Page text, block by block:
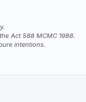
Act 588 MCMC 1988.
intentions.